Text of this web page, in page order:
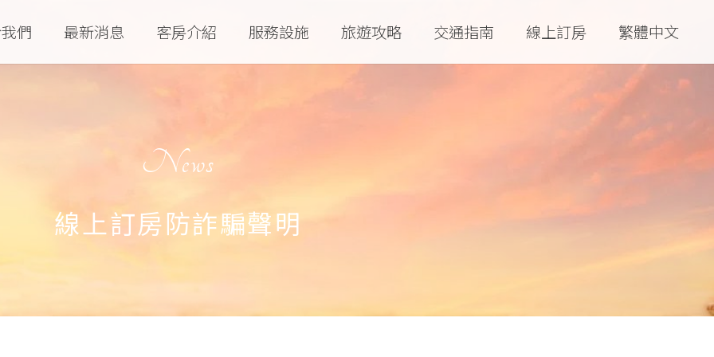
們 最新消息 客房介紹 服務設施 旅遊攻略 交通指南 線上訂房 繁體中文
News
線上訂房防詐騙聲明